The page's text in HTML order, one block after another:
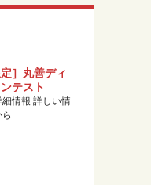
定］丸善ディ
テスト
情報 詳しい情